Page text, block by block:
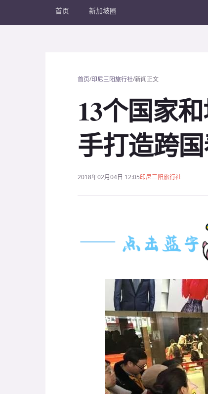
首页 新加坡圈
首页/印尼三阳旅行社/新闻正文
13个国家
手打造跨
2018年02月04日 12:05印尼三阳旅行社